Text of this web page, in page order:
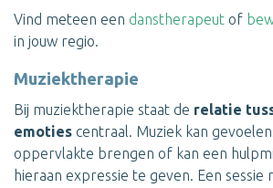
Vind meteen een danstherapeut of
in jouw regio.
Muziektherapie
Bij muziektherapie staat de relatie
emoties centraal. Muziek kan
oppervlakte brengen of kan een
hieraan expressie te geven. Een sessie